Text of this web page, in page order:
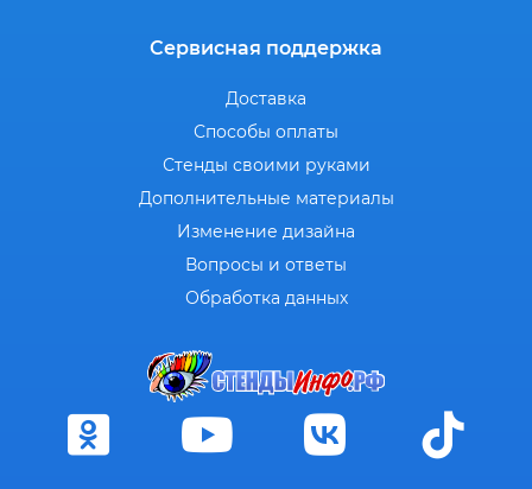
Сервисная поддержка
Доставка
Способы оплаты
Стенды своими руками
Дополнительные материалы
Изменение дизайна
Вопросы и ответы
Обработка данных